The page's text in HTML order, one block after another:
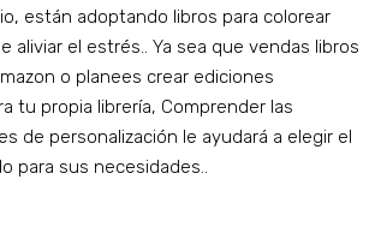
están adoptando libros para colorear
aliviar el estrés.. Ya sea que vendas libros
o planees crear ediciones
tu propia librería, Comprender las
de personalización le ayudará a elegir el
para sus necesidades..